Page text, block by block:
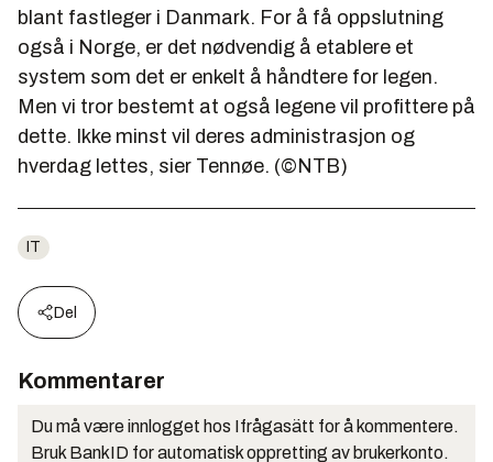
blant fastleger i Danmark. For å få oppslutning
også i Norge, er det nødvendig å etablere et
system som det er enkelt å håndtere for legen.
Men vi tror bestemt at også legene vil profittere på
dette. Ikke minst vil deres administrasjon og
hverdag lettes, sier Tennøe. (©NTB)
IT
Del
Kommentarer
Du må være innlogget hos Ifrågasätt for å kommentere.
Bruk BankID for automatisk oppretting av brukerkonto.